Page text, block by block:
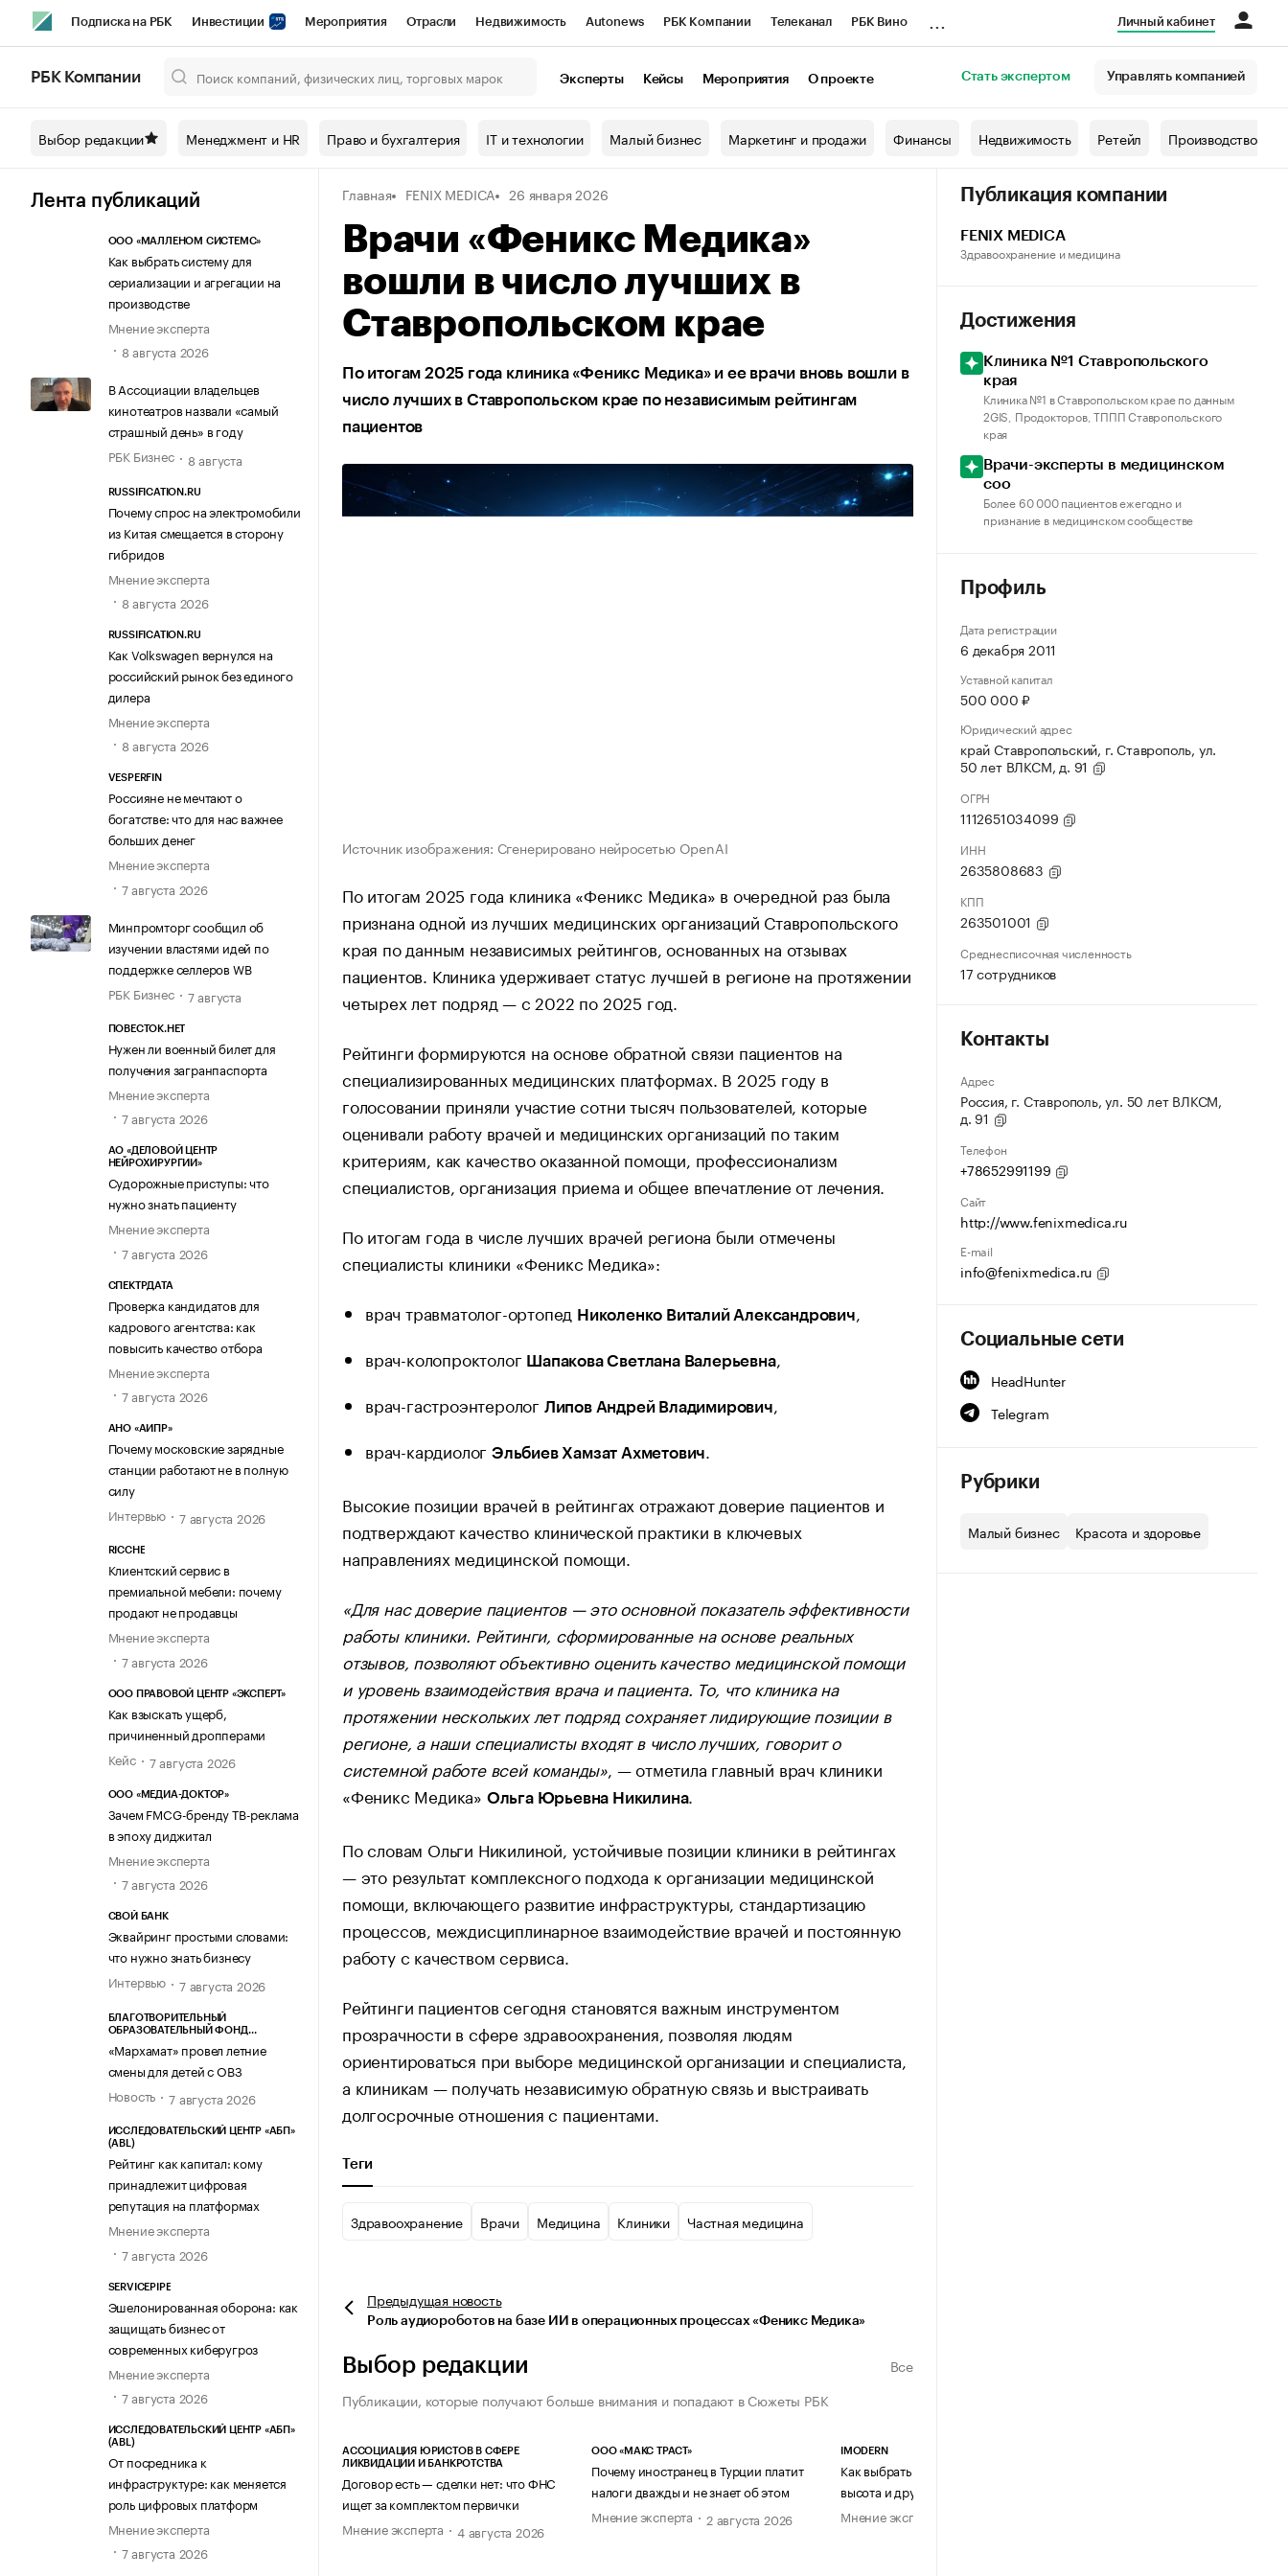
Подписка на РБК Инвестиции Мероприятия Отрасли Недвижимость Autonews РБК Компании Телеканал РБК Вино
Спецпроекты СПб Конференции СПб Спецпроекты Проверка контрагентов
Технологии и медиа Рынок наличной валюты
Личный кабинет
РБК Компании Эксперты Кейсы Мероприятия О проекте Стать экспертом Управлять компанией
Выбор редакции Менеджмент и HR Право и бухгалтерия IT и технологии Малый бизнес Маркетинг и продажи Финансы Недвижимость Ретейл Производство
Лента публикаций
ООО «МАЛЛЕНОМ СИСТЕМС»
Как выбрать систему для
сериализации и агрегации на
производстве
Мнение эксперта
8 августа 2026
В Ассоциации владельцев
кинотеатров назвали «самый
страшный день» в году
РБК Бизнес
8 августа
RUSSIFICATION.RU
Почему спрос на электромобили
из Китая смещается в сторону
гибридов
Мнение эксперта
8 августа 2026
RUSSIFICATION.RU
Как Volkswagen вернулся на
российский рынок без единого
дилера
Мнение эксперта
8 августа 2026
VESPERFIN
Россияне не мечтают о
богатстве: что для нас важнее
больших денег
Мнение эксперта
7 августа 2026
Минпромторг сообщил об
изучении властями идей по
поддержке селлеров WB
РБК Бизнес
7 августа
ПОВЕСТОК.НЕТ
Нужен ли военный билет для
получения загранпаспорта
Мнение эксперта
7 августа 2026
АО «ДЕЛОВОЙ ЦЕНТР
НЕЙРОХИРУРГИИ»
Судорожные приступы: что
нужно знать пациенту
Мнение эксперта
7 августа 2026
СПЕКТРДАТА
Проверка кандидатов для
кадрового агентства: как
повысить качество отбора
Мнение эксперта
7 августа 2026
АНО «АИПР»
Почему московские зарядные
станции работают не в полную
силу
Интервью
7 августа 2026
RICCHE
Клиентский сервис в
премиальной мебели: почему
продают не продавцы
Мнение эксперта
7 августа 2026
ООО ПРАВОВОЙ ЦЕНТР «ЭКСПЕРТ»
Как взыскать ущерб,
причиненный дропперами
Кейс
7 августа 2026
ООО «МЕДИА-ДОКТОР»
Зачем FMCG-бренду ТВ-реклама
в эпоху диджитал
Мнение эксперта
7 августа 2026
СВОЙ БАНК
Эквайринг простыми словами:
что нужно знать бизнесу
Интервью
7 августа 2026
БЛАГОТВОРИТЕЛЬНЫЙ
ОБРАЗОВАТЕЛЬНЫЙ ФОНД
«Мархамат» провел летние
смены для детей с ОВЗ
Новость
7 августа 2026
ИССЛЕДОВАТЕЛЬСКИЙ ЦЕНТР «АБП»
(ABL)
Рейтинг как капитал: кому
принадлежит цифровая
репутация на платформах
Мнение эксперта
7 августа 2026
SERVICEPIPE
Эшелонированная оборона: как
защищать бизнес от
современных киберугроз
Мнение эксперта
7 августа 2026
ИССЛЕДОВАТЕЛЬСКИЙ ЦЕНТР «АБП»
(ABL)
От посредника к
инфраструктуре: как меняется
роль цифровых платформ
Мнение эксперта
7 августа 2026
Главная FENIX MEDICA 26 января 2026
Врачи «Феникс Медика»
вошли в число лучших в
Ставропольском крае
По итогам 2025 года клиника «Феникс Медика» и ее врачи вновь вошли в
число лучших в Ставропольском крае по независимым рейтингам
пациентов
Источник изображения: Сгенерировано нейросетью OpenAI
По итогам 2025 года клиника «Феникс Медика» в очередной раз была
признана одной из лучших медицинских организаций Ставропольского
края по данным независимых рейтингов, основанных на отзывах
пациентов. Клиника удерживает статус лучшей в регионе на протяжении
четырех лет подряд — с 2022 по 2025 год.
Рейтинги формируются на основе обратной связи пациентов на
специализированных медицинских платформах. В 2025 году в
голосовании приняли участие сотни тысяч пользователей, которые
оценивали работу врачей и медицинских организаций по таким
критериям, как качество оказанной помощи, профессионализм
специалистов, организация приема и общее впечатление от лечения.
По итогам года в числе лучших врачей региона были отмечены
специалисты клиники «Феникс Медика»:
врач травматолог-ортопед Николенко Виталий Александрович
врач-колопроктолог Шапакова Светлана Валерьевна,
врач-гастроэнтеролог Липов Андрей Владимирович
врач-кардиолог Эльбиев Хамзат Ахметович
Высокие позиции врачей в рейтингах отражают доверие пациентов и
подтверждают качество клинической практики в ключевых
направлениях медицинской помощи.
«Для нас доверие пациентов — это основной показатель эффективности
работы клиники. Рейтинги, сформированные на основе реальных
отзывов, позволяют объективно оценить качество медицинской помощи
и уровень взаимодействия врача и пациента. То, что клиника на
протяжении нескольких лет подряд сохраняет лидирующие позиции в
регионе, а наши специалисты входят в число лучших, говорит о
системной работе всей команды» , — отметила главный врач клиники
«Феникс Медика» Ольга Юрьевна Никилина.
По словам Ольги Никилиной, устойчивые позиции клиники в рейтингах
— это результат комплексного подхода к организации медицинской
помощи, включающего развитие инфраструктуры, стандартизацию
процессов, междисциплинарное взаимодействие врачей и постоянную
работу с качеством сервиса.
Рейтинги пациентов сегодня становятся важным инструментом
прозрачности в сфере здравоохранения, позволяя людям
ориентироваться при выборе медицинской организации и специалиста,
а клиникам — получать независимую обратную связь и выстраивать
долгосрочные отношения с пациентами.
Теги
Здравоохранение Врачи Медицина Клиники Частная медицина
Предыдущая новость
Роль аудиороботов на базе ИИ в операционных процессах «Феникс Медика»
Выбор редакции
Все
Публикации, которые получают больше внимания и попадают в Сюжеты РБК
АССОЦИАЦИЯ ЮРИСТОВ В СФЕРЕ
ЛИКВИДАЦИИ И БАНКРОТСТВА
Договор есть — сделки нет: что ФНС
ищет за комплектом первички
Мнение эксперта
4 августа 2026
ООО «МАКС ТРАСТ»
Почему иностранец в Турции платит
налоги дважды и не знает об этом
Мнение эксперта
2 августа 2026
IMODERN
Как выбрать журнальный столик:
высота и другие ключевые параметры
Мнение эксперта
Публикация компании
FENIX MEDICA
Здравоохранение и медицина
Достижения
Клиника №1 Ставропольского
края
Клиника №1 в Ставропольском крае по данным
2GIS, Продокторов, ТППП Ставропольского
края
Врачи-эксперты в медицинском
соо
Более 60 000 пациентов ежегодно и
признание в медицинском сообществе
Профиль
Дата регистрации
6 декабря 2011
Уставной капитал
500 000 ₽
Юридический адрес
край Ставропольский, г. Ставрополь, ул.
50 лет ВЛКСМ, д. 91
ОГРН
1112651034099
ИНН
2635808683
КПП
263501001
Среднесписочная численность
17 сотрудников
Контакты
Адрес
Россия, г. Ставрополь, ул. 50 лет ВЛКСМ,
д. 91
Телефон
+78652991199
Сайт
http://www.fenixmedica.ru
E-mail
info@fenixmedica.ru
Социальные сети
HeadHunter
Telegram
Рубрики
Малый бизнес Красота и здоровье